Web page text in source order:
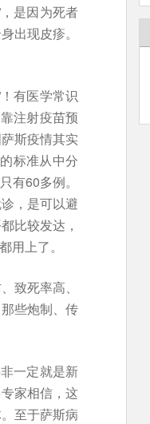
是因为死者
出现皮疹。
有医学常识
注射疫苗预
斯疫情其实
标准从中分
有60多例。
，是可以避
比较发达，
上了。
致死率高、
些炮制、传
一定就是新
家相信，这
至于萨斯病